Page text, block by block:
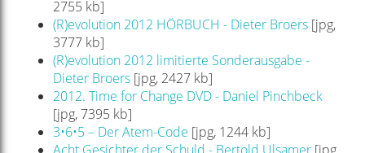
2755 kb]
(R)evolution 2012 HÖRBUCH - Dieter Broers[jpg,
3777 kb]
(R)evolution 2012 limitierte Sonderausgabe -
Dieter Broers[jpg, 2427 kb]
2012. Time for Change DVD - Daniel Pinchbeck
[jpg, 7395 kb]
3•6•5 – Der Atem-Code [jpg, 1244 kb]